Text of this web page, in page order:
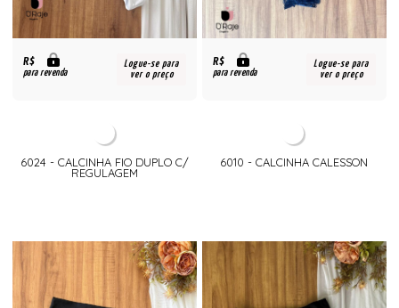
R$
para revenda
Logue-se para
ver o preço
6024 - CALCINHA FIO DUPLO C/
REGULAGEM
R$
para revenda
Logue-se para
ver o preço
6010 - CALCINHA CALESSON